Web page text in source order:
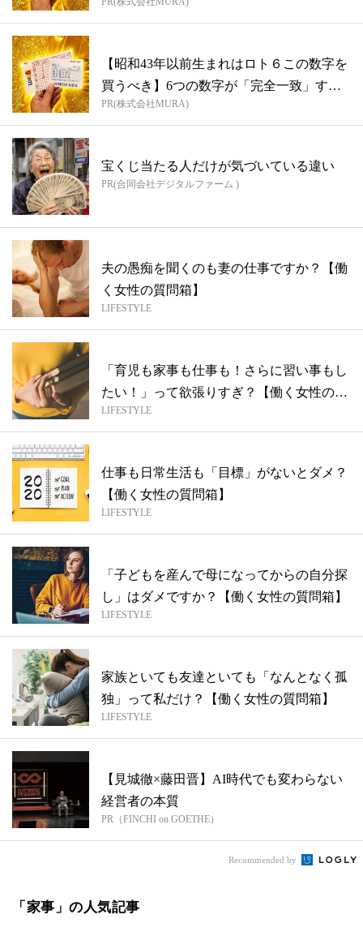
【昭和43年以前生まれはロト６この数字を
買うべき】6つの数字が「完全一致」する
方...
PR(株式会社MURA)
宝くじ当たる人だけが気づいている違い
PR(合同会社デジタルファーム )
夫の愚痴を聞くのも妻の仕事ですか？【働
く女性の質問箱】
LIFESTYLE
「育児も家事も仕事も！さらに習い事もし
たい！」って欲張りすぎ？【働く女性の質
問箱...
LIFESTYLE
仕事も日常生活も「目標」がないとダメ？
【働く女性の質問箱】
LIFESTYLE
「子どもを産んで母になってからの自分探
し」はダメですか？【働く女性の質問箱】
LIFESTYLE
家族といても友達といても「なんとなく孤
独」って私だけ？【働く女性の質問箱】
LIFESTYLE
【見城徹×藤田晋】AI時代でも変わらない
経営者の本質
PR（FINCHI on GOETHE）
Recommended by
「家事」の人気記事